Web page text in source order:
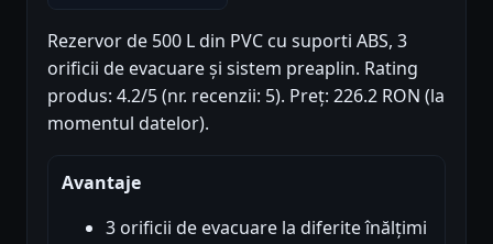
Rezervor de 500 L din PVC cu suporti ABS, 3
orificii de evacuare și sistem preaplin. Rating
produs: 4.2/5 (nr. recenzii: 5). Preț: 226.2 RON (la
momentul datelor).
Avantaje
3 orificii de evacuare la diferite înălțimi